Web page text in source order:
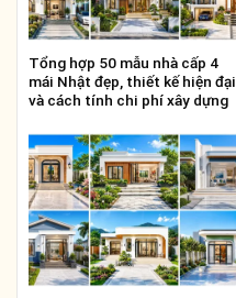
Tổng hợp 50 mẫu nhà cấp 4
mái Nhật đẹp, thiết kế hiện đại
và cách tính chi phí xây dựng